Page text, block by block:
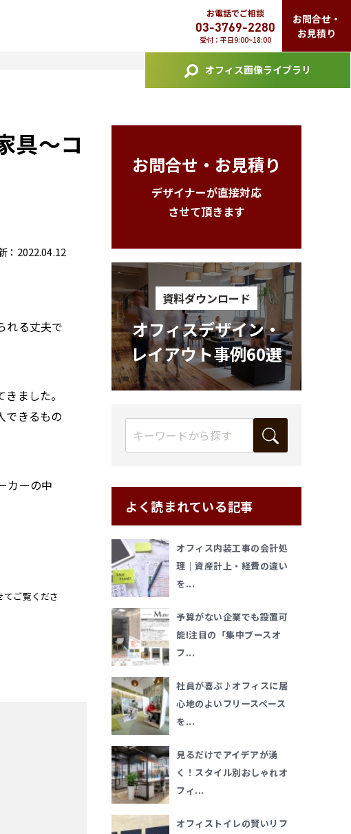
お電話でご相談
03-3769-2280
受付：平日9:00~18:00
お問合せ・
お見積り
オフィス画像ライブラリ
具～コ
：2022.04.12
れる丈夫で
ました。
できるもの
カーの中
ご覧くださ
お問合せ・お見積り
デザイナーが直接対応
させて頂きます
資料ダウンロード
オフィスデザイン・
レイアウト事例60選
よく読まれている記事
オフィス内装工事の会計処
理｜資産計上・経費の違い
を...
予算がない企業でも設置可
能!注目の「集中ブースオ
フ...
社員が喜ぶ♪オフィスに居
心地のよいフリースペース
を...
見るだけでアイデアが湧
く！スタイル別おしゃれオ
フィ...
オフィストイレの賢いリフ